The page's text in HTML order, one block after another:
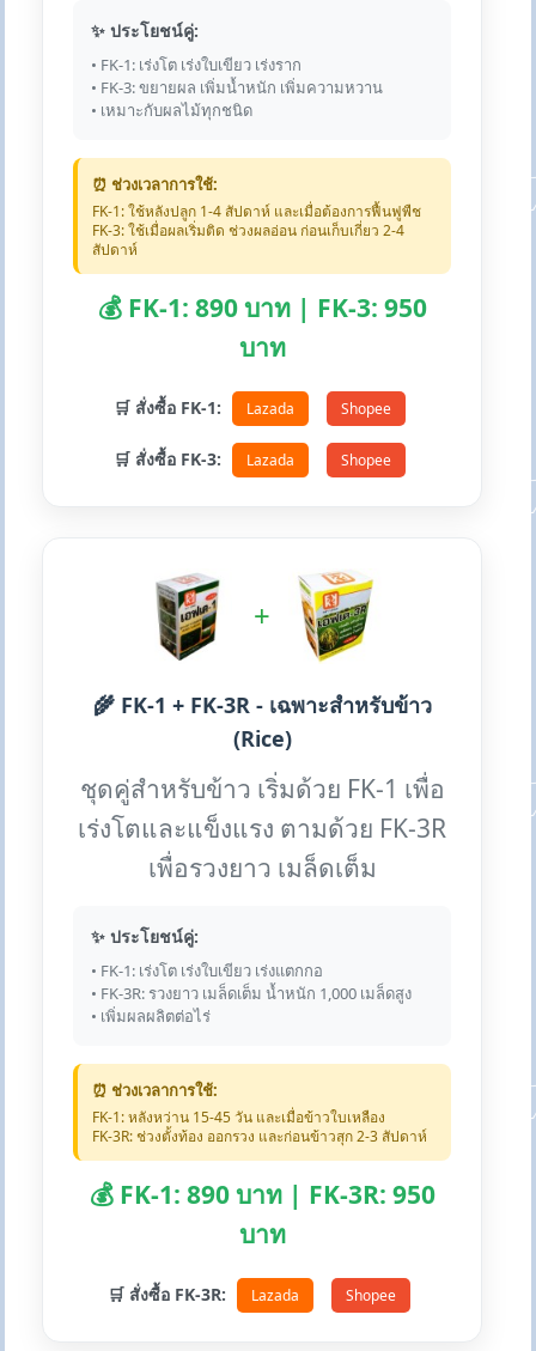
✨ ประโยชน์คู่:
• FK-1: เร่งโต เร่งใบเขียว เร่งราก
• FK-3: ขยายผล เพิ่มน้ำหนัก เพิ่มความหวาน
• เหมาะกับผลไม้ทุกชนิด
⏰ ช่วงเวลาการใช้:
FK-1: ใช้หลังปลูก 1-4 สัปดาห์ และเมื่อต้องการฟื้นฟูพืช
FK-3: ใช้เมื่อผลเริ่มติด ช่วงผลอ่อน ก่อนเก็บเกี่ยว 2-4
สัปดาห์
💰 FK-1: 890 บาท | FK-3: 950
บาท
🛒 สั่งซื้อ FK-1: Lazada Shopee
🛒 สั่งซื้อ FK-3: Lazada Shopee
+
🌾 FK-1 + FK-3R - เฉพาะสำหรับข้าว
(Rice)
ชุดคู่สำหรับข้าว เริ่มด้วย FK-1 เพื่อ
เร่งโตและแข็งแรง ตามด้วย FK-3R
เพื่อรวงยาว เมล็ดเต็ม
✨ ประโยชน์คู่:
• FK-1: เร่งโต เร่งใบเขียว เร่งแตกกอ
• FK-3R: รวงยาว เมล็ดเต็ม น้ำหนัก 1,000 เมล็ดสูง
• เพิ่มผลผลิตต่อไร่
⏰ ช่วงเวลาการใช้:
FK-1: หลังหว่าน 15-45 วัน และเมื่อข้าวใบเหลือง
FK-3R: ช่วงตั้งท้อง ออกรวง และก่อนข้าวสุก 2-3 สัปดาห์
💰 FK-1: 890 บาท | FK-3R: 950
บาท
🛒 สั่งซื้อ FK-3R: Lazada Shopee